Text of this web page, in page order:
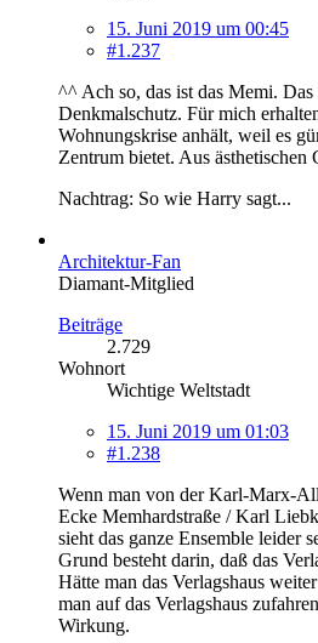
15. Juni 2019 um 00:45
#1.237
^^ Ach so, das ist das Memi. Das
Denkmalschutz. Für mich
Wohnungskrise anhält, weil es
Zentrum bietet. Aus ästhetischen
Nachtrag: So wie Harry sagt...
Architektur-Fan
Diamant-Mitglied
Beiträge
2.729
Wohnort
Wichtige Weltstadt
15. Juni 2019 um 01:03
#1.238
Wenn man von der Karl-Marx-
Ecke Memhardstraße / Karl
sieht das ganze Ensemble leider
Grund besteht darin, daß das
Hätte man das Verlagshaus
man auf das Verlagshaus
Wirkung.